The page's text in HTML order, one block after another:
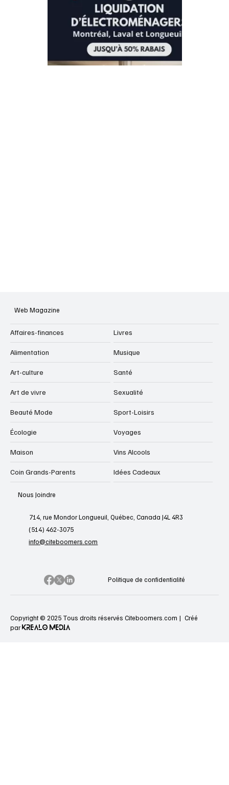
Web Magazine
Affaires-finances
Alimentation
Art-culture
Art de vivre
Beauté Mode
Écologie
Maison
Coin Grands-Parents
Livres
Musique
Santé
Sexualité
Sport-Loisirs
Voyages
Vins Alcools
Idées Cadeaux
Nous Joindre
714, rue Mondor Longueuil, Québec, Canada J4L 4R3
(514) 462-3075
info@citeboomers.com
Politique de confidentialité
Copyright © 2025 Tous droits réservés Citeboomers.com | Créé
par KREALO MEDIA